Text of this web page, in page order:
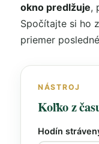
okno predlžuje,
Spočítajte si ho
priemer
NÁSTROJ
Koľko z
Hodín